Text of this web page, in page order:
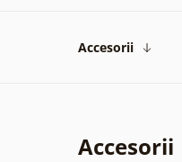
Accesorii
Accesorii